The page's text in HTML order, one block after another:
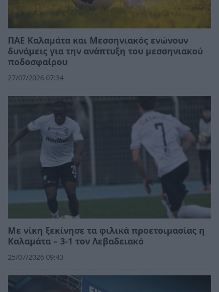
ΠΑΕ Καλαμάτα και Μεσσηνιακός ενώνουν
δυνάμεις για την ανάπτυξη του μεσσηνιακού
ποδοσφαίρου
27/07/2026 07:34
Με νίκη ξεκίνησε τα φιλικά προετοιμασίας η
Καλαμάτα – 3-1 τον Λεβαδειακό
25/07/2026 09:43